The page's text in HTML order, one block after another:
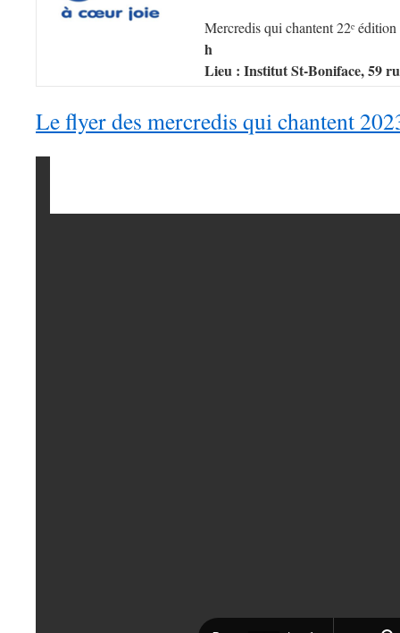
Mercredis qui chantent 22ᵉ
h
Lieu : Institut St-Boniface, 59
Le flyer des mercredis qui chantent